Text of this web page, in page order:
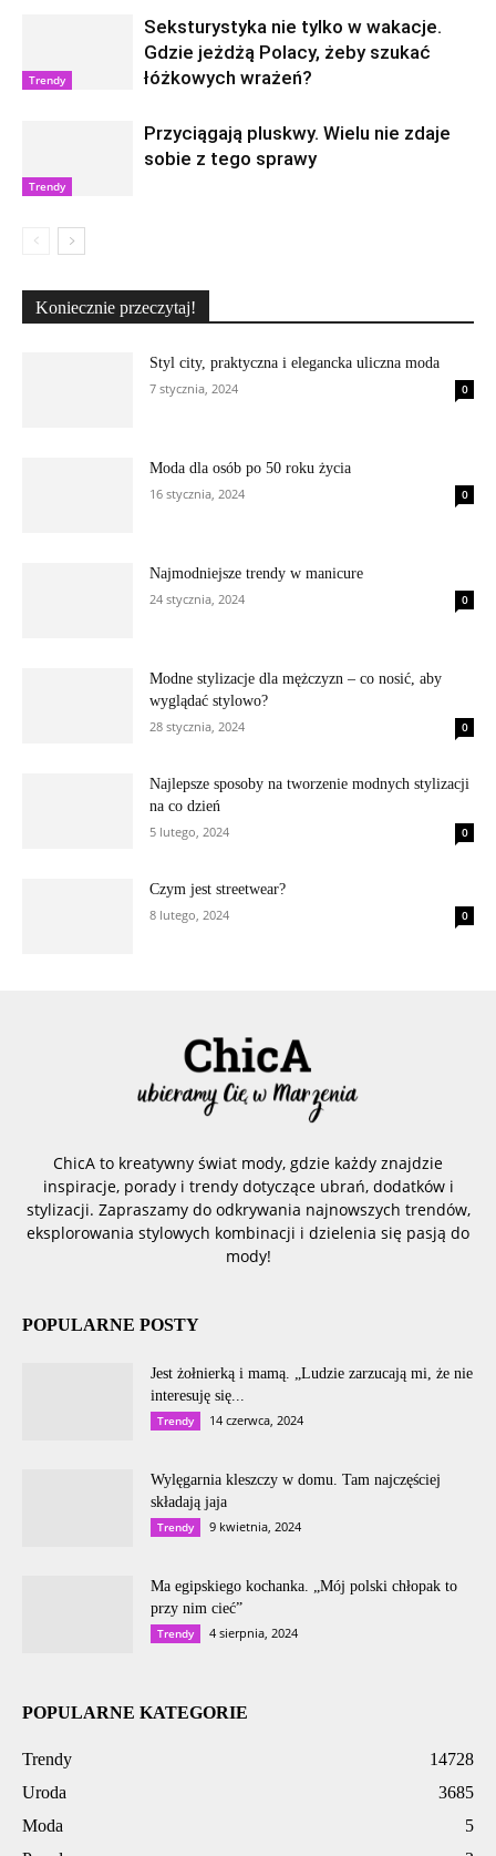
Trendy
Seksturystyka nie tylko w wakacje.
Gdzie jeżdżą Polacy, żeby szukać
łóżkowych wrażeń?
Trendy
Przyciągają pluskwy. Wielu nie zdaje
sobie z tego sprawy
Koniecznie przeczytaj!
Styl city, praktyczna i elegancka uliczna moda
7 stycznia, 2024
0
Moda dla osób po 50 roku życia
16 stycznia, 2024
0
Najmodniejsze trendy w manicure
24 stycznia, 2024
0
Modne stylizacje dla mężczyzn – co nosić, aby
wyglądać stylowo?
28 stycznia, 2024
0
Najlepsze sposoby na tworzenie modnych stylizacji
na co dzień
5 lutego, 2024
0
Czym jest streetwear?
8 lutego, 2024
0
ChicA to kreatywny świat mody, gdzie każdy znajdzie
inspiracje, porady i trendy dotyczące ubrań, dodatków i
stylizacji. Zapraszamy do odkrywania najnowszych trendów,
eksplorowania stylowych kombinacji i dzielenia się pasją do
mody!
POPULARNE POSTY
Jest żołnierką i mamą. „Ludzie zarzucają mi, że nie
interesuję się...
Trendy 14 czerwca, 2024
Wylęgarnia kleszczy w domu. Tam najczęściej
składają jaja
Trendy 9 kwietnia, 2024
Ma egipskiego kochanka. „Mój polski chłopak to
przy nim cieć”
Trendy 4 sierpnia, 2024
POPULARNE KATEGORIE
Trendy
14728
Uroda
3685
Moda
5